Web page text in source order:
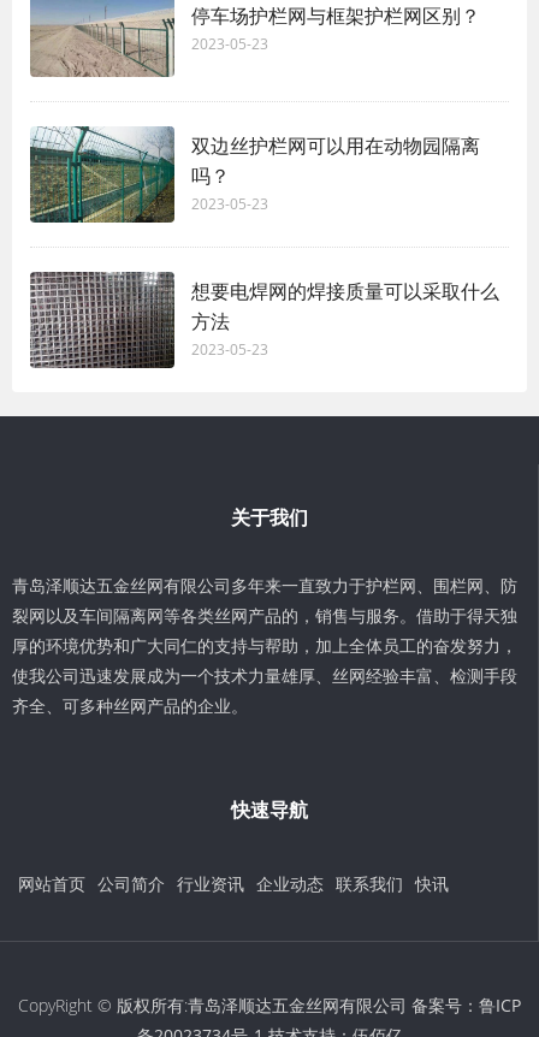
停车场护栏网与框架护栏网区别？
2023-05-23
双边丝护栏网可以用在动物园隔离
吗？
2023-05-23
想要电焊网的焊接质量可以采取什么
方法
2023-05-23
关于我们
青岛泽顺达五金丝网有限公司多年来一直致力于护栏网、围栏网、防
裂网以及车间隔离网等各类丝网产品的，销售与服务。借助于得天独
厚的环境优势和广大同仁的支持与帮助，加上全体员工的奋发努力，
使我公司迅速发展成为一个技术力量雄厚、丝网经验丰富、检测手段
齐全、可多种丝网产品的企业。
快速导航
网站首页 公司简介 行业资讯 企业动态 联系我们 快讯
CopyRight © 版权所有:青岛泽顺达五金丝网有限公司 备案号： 鲁ICP